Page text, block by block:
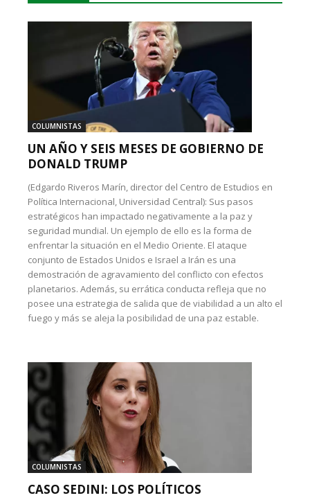
COLUMNISTAS
UN AÑO Y SEIS MESES DE GOBIERNO DE
DONALD TRUMP
(Edgardo Riveros Marín, director del Centro de Estudios en
Política Internacional, Universidad Central): Sus pasos
estratégicos han impactado negativamente a la paz y
seguridad mundial. Un ejemplo de ello es la forma de
enfrentar la situación en el Medio Oriente. El ataque
conjunto de Estados Unidos e Israel a Irán es una
demostración de agravamiento del conflicto con efectos
planetarios. Además, su errática conducta refleja que no
posee una estrategia de salida que de viabilidad a un alto el
fuego y más se aleja la posibilidad de una paz estable.
COLUMNISTAS
CASO SEDINI: LOS POLÍTICOS